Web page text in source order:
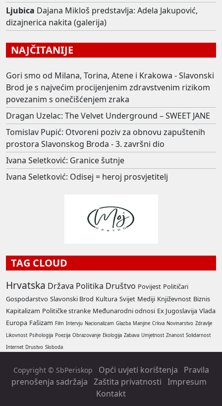
Ljubica Dajana Mikloš predstavlja: Adela Jakupović,
dizajnerica nakita (galerija)
NAJČITANIJE
Gori smo od Milana, Torina, Atene i Krakowa - Slavonski
Brod je s najvećim procijenjenim zdravstvenim rizikom
povezanim s onečišćenjem zraka
Dragan Uzelac: The Velvet Underground – SWEET JANE
Tomislav Pupić: Otvoreni poziv za obnovu zapuštenih
prostora Slavonskog Broda - 3. završni dio
Ivana Seletković: Granice šutnje
Ivana Seletković: Odisej = heroj prosvjetitelj
TAG CLOUD
Hrvatska Država Politika Društvo Povijest Političari
Gospodarstvo Slavonski Brod Kultura Svijet Mediji Književnost Biznis
Kapitalizam Političke stranke Međunarodni odnosi Ex Jugoslavija Vlada
Europa Fašizam Film Intervju Nacionalizam Glazba Manjine Crkva Novinarstvo Zdravlje
Likovnost Psihologija Poezija Obrazovanje Ekologija Zabava Umjetnost Znanost Solidarnost
Internet Drustvo Sloboda
Copyright © SbPeriskop Opći uvjeti korištenja
Pravila
prenošenja sadržaja Zaštita privatnosti Impresum
Kontakt